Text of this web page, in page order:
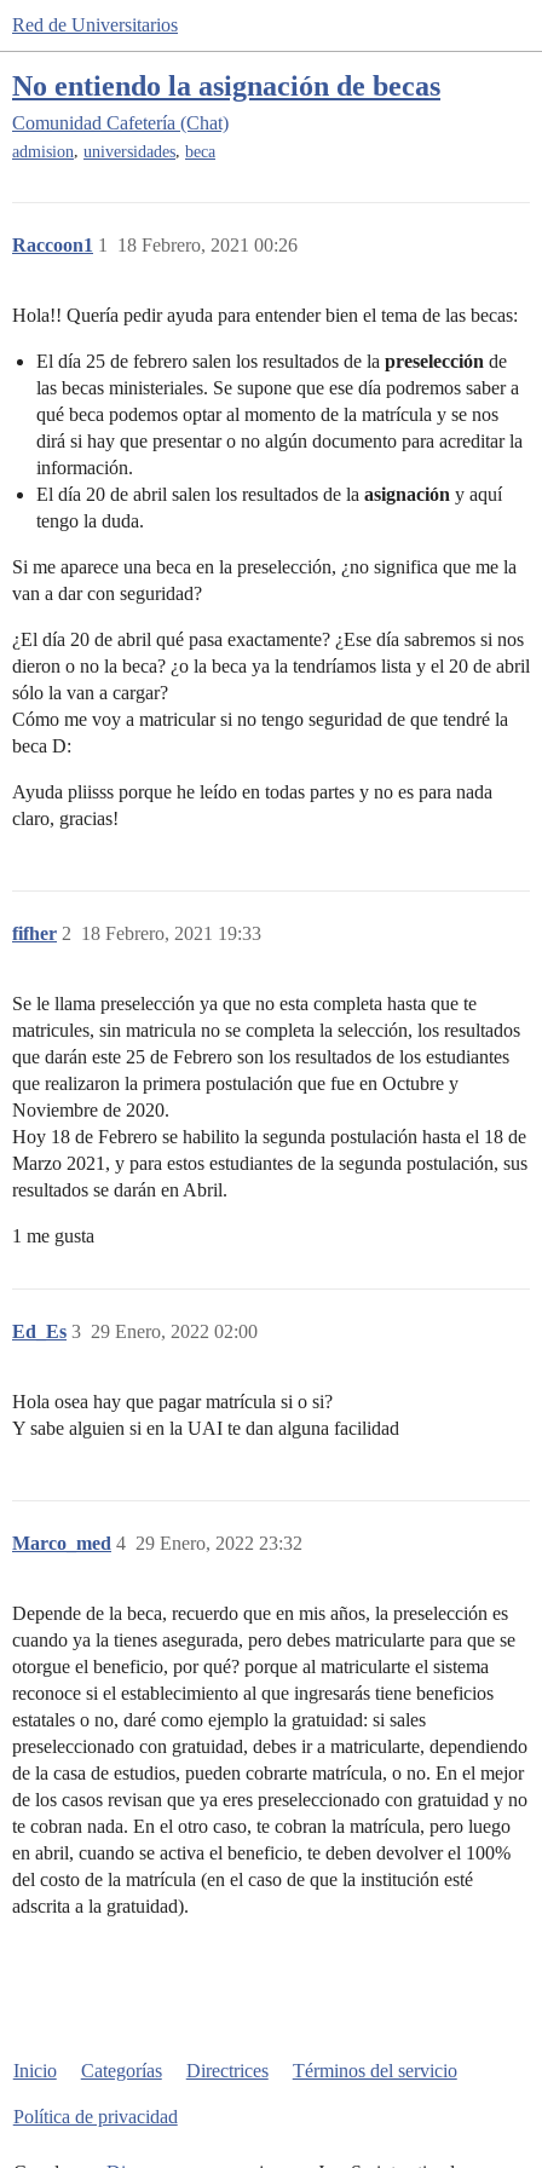
Red de Universitarios
No entiendo la asignación de becas
Comunidad Cafetería (Chat)
admision, universidades, beca
Raccoon1 18 Febrero, 2021 00:26
1
Hola!! Quería pedir ayuda para entender bien el tema de las becas:
El día 25 de febrero salen los resultados de la preselección de
las becas ministeriales. Se supone que ese día podremos saber a
qué beca podemos optar al momento de la matrícula y se nos
dirá si hay que presentar o no algún documento para acreditar la
información.
El día 20 de abril salen los resultados de la asignación y aquí
tengo la duda.
Si me aparece una beca en la preselección, ¿no significa que me la
van a dar con seguridad?
¿El día 20 de abril qué pasa exactamente? ¿Ese día sabremos si nos
dieron o no la beca? ¿o la beca ya la tendríamos lista y el 20 de abril
sólo la van a cargar?
Cómo me voy a matricular si no tengo seguridad de que tendré la
beca D:
Ayuda pliisss porque he leído en todas partes y no es para nada
claro, gracias!
fifher 18 Febrero, 2021 19:33
2
Se le llama preselección ya que no esta completa hasta que te
matricules, sin matricula no se completa la selección, los resultados
que darán este 25 de Febrero son los resultados de los estudiantes
que realizaron la primera postulación que fue en Octubre y
Noviembre de 2020.
Hoy 18 de Febrero se habilito la segunda postulación hasta el 18 de
Marzo 2021, y para estos estudiantes de la segunda postulación, sus
resultados se darán en Abril.
1 me gusta
Ed_Es 29 Enero, 2022 02:00
3
Hola osea hay que pagar matrícula si o si?
Y sabe alguien si en la UAI te dan alguna facilidad
Marco_med 29 Enero, 2022 23:32
4
Depende de la beca, recuerdo que en mis años, la preselección es
cuando ya la tienes asegurada, pero debes matricularte para que se
otorgue el beneficio, por qué? porque al matricularte el sistema
reconoce si el establecimiento al que ingresarás tiene beneficios
estatales o no, daré como ejemplo la gratuidad: si sales
preseleccionado con gratuidad, debes ir a matricularte, dependiendo
de la casa de estudios, pueden cobrarte matrícula, o no. En el mejor
de los casos revisan que ya eres preseleccionado con gratuidad y no
te cobran nada. En el otro caso, te cobran la matrícula, pero luego
en abril, cuando se activa el beneficio, te deben devolver el 100%
del costo de la matrícula (en el caso de que la institución esté
adscrita a la gratuidad).
Inicio Categorías Directrices Términos del servicio
Política de privacidad